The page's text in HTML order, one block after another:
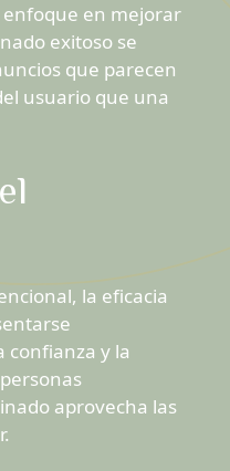
enfoque en mejorar
exitoso se
que parecen
usuario que una
la eficacia
y la
aprovecha las